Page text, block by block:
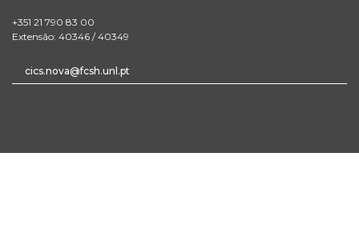
+351 21 790 83 00
Extensão: 40346 / 40349
cics.nova@fcsh.unl.pt